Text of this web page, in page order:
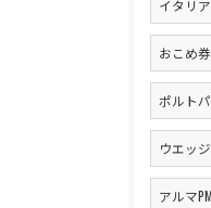
イタリ
おこめ券
ポルト
ウエッ
アルマPM